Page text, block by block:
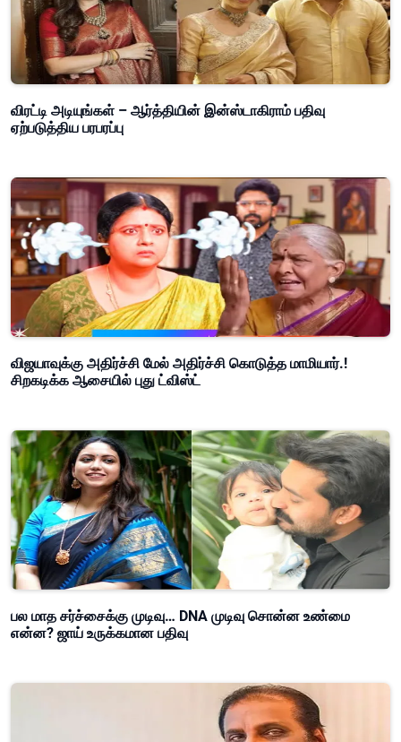
விரட்டி அடியுங்கள் – ஆர்த்தியின் இன்ஸ்டாகிராம் பதிவு
ஏற்படுத்திய பரபரப்பு
விஜயாவுக்கு அதிர்ச்சி மேல் அதிர்ச்சி கொடுத்த மாமியார்.!
சிறகடிக்க ஆசையில் புது ட்விஸ்ட்
பல மாத சர்ச்சைக்கு முடிவு… DNA முடிவு சொன்ன உண்மை
என்ன? ஜாய் உருக்கமான பதிவு